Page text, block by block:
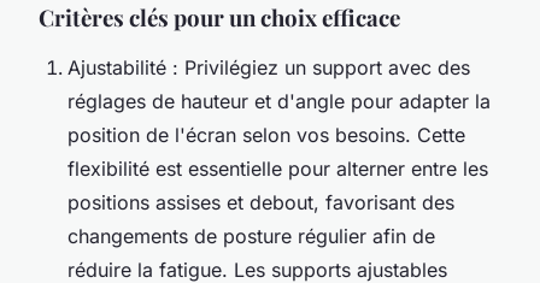
Critères clés pour un choix efficace
Ajustabilité : Privilégiez un support avec des
réglages de hauteur et d'angle pour adapter la
position de l'écran selon vos besoins. Cette
flexibilité est essentielle pour alterner entre les
positions assises et debout, favorisant des
changements de posture régulier afin de
réduire la fatigue. Les supports ajustables